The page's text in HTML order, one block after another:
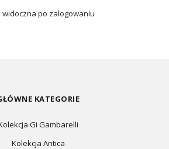
widoczna po zalogowaniu
KATEGORIE
Gi Gambarelli
Kolekcja Antica